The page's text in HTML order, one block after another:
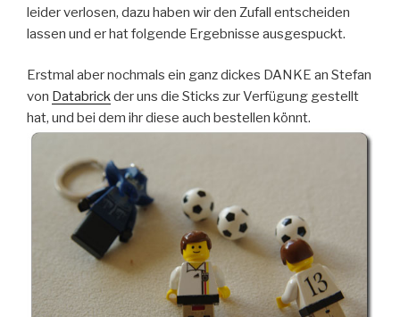
leider verlosen, dazu haben wir den Zufall entscheiden
lassen und er hat folgende Ergebnisse ausgespuckt.
Erstmal aber nochmals ein ganz dickes DANKE an Stefan
von Databrickder uns die Sticks zur Verfügung gestellt
hat, und bei dem ihr diese auch bestellen könnt.